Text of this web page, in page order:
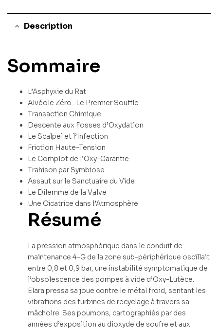
Description
Sommaire
L’Asphyxie du Rat
Alvéole Zéro : Le Premier Souffle
Transaction Chimique
Descente aux Fosses d’Oxydation
Le Scalpel et l’Infection
Friction Haute-Tension
Le Complot de l’Oxy-Garantie
Trahison par Symbiose
Assaut sur le Sanctuaire du Vide
Le Dilemme de la Valve
Une Cicatrice dans l’Atmosphère
Résumé
La pression atmosphérique dans le conduit de
maintenance 4-G de la zone sub-périphérique oscillait
entre 0,8 et 0,9 bar, une instabilité symptomatique de
l’obsolescence des pompes à vide d’Oxy-Lutèce.
Elara pressa sa joue contre le métal froid, sentant les
vibrations des turbines de recyclage à travers sa
mâchoire. Ses poumons, cartographiés par des
années d’exposition au dioxyde de soufre et aux